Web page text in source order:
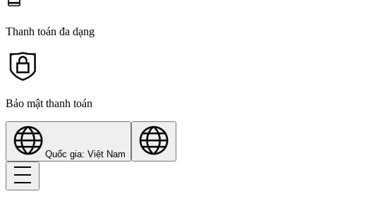
Thanh toán đa dạng
Bảo mật thanh toán
Quốc gia: Việt Nam